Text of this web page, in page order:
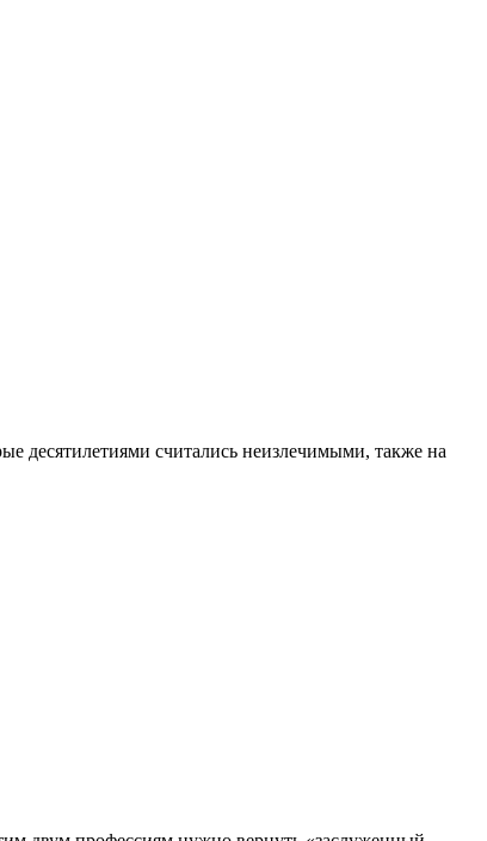
десятилетиями считались неизлечимыми, также на